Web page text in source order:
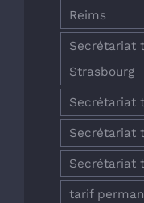
Reims
Secrétariat
Strasbourg
Secrétariat
Secrétariat
Secrétariat
tarif